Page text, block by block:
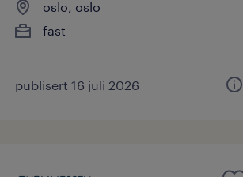
oslo, oslo
fast
publisert 16 juli 2026